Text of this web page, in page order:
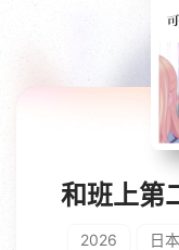
和班上第
2026 日本